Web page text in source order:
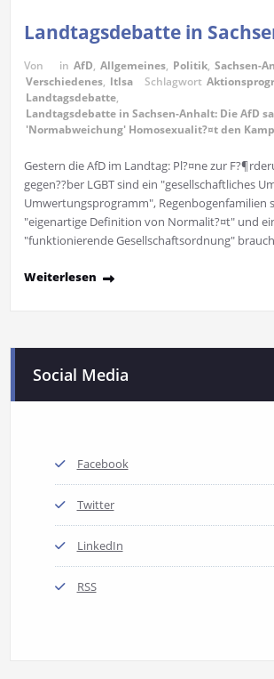
Landtagsdebatte in
Von in AfD, Allgemeines, Politik, Sachsen-
Verschiedenes, ltlsa Schlagwort
Landtagsdebatte,
Landtagsdebatte in Sachsen-Anhalt: Die AfD
'Normabweichung' Homosexualit?¤t den
Gestern die AfD im Landtag: Pl?¤ne zur
gegen??ber LGBT sind ein "gesellschaftliches
Umwertungsprogramm", Regenbogenfamilien
"eigenartige Definition von Normalit?¤t" und
"funktionierende Gesellschaftsordnung"
Weiterlesen
Social Media
Facebook
Twitter
LinkedIn
RSS